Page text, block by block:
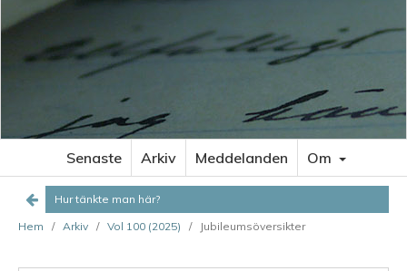
Senaste Arkiv Meddelanden Om
Hur tänkte man här?
Hem
/ Arkiv / Vol 100 (2025) / Jubileumsöversikter
prioriteringar
De
första
Författare
de
första
femtio